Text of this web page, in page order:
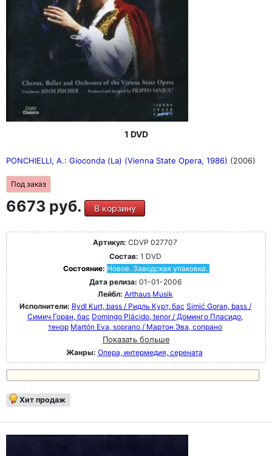
1 DVD
PONCHIELLI, A.: Gioconda (La) (Vienna State Opera, 1986) (2006)
Под заказ
6673 руб. В корзину
Артикул: CDVP 027707
Состав: 1 DVD
Состояние: Новое. Заводская упаковка.
Дата релиза: 01-01-2006
Лейбл: Arthaus Musik
Исполнители: Rydl Kurt, bass / Ридль Курт, бас Simić Goran, bass /
Симич Горан, бас Domingo Plácido, tenor / Доминго Пласидо,
тенор Martón Eva, soprano / Мартон Эва, сопрано
Показать больше
Жанры: Опера, интермедия, серената
Хит продаж